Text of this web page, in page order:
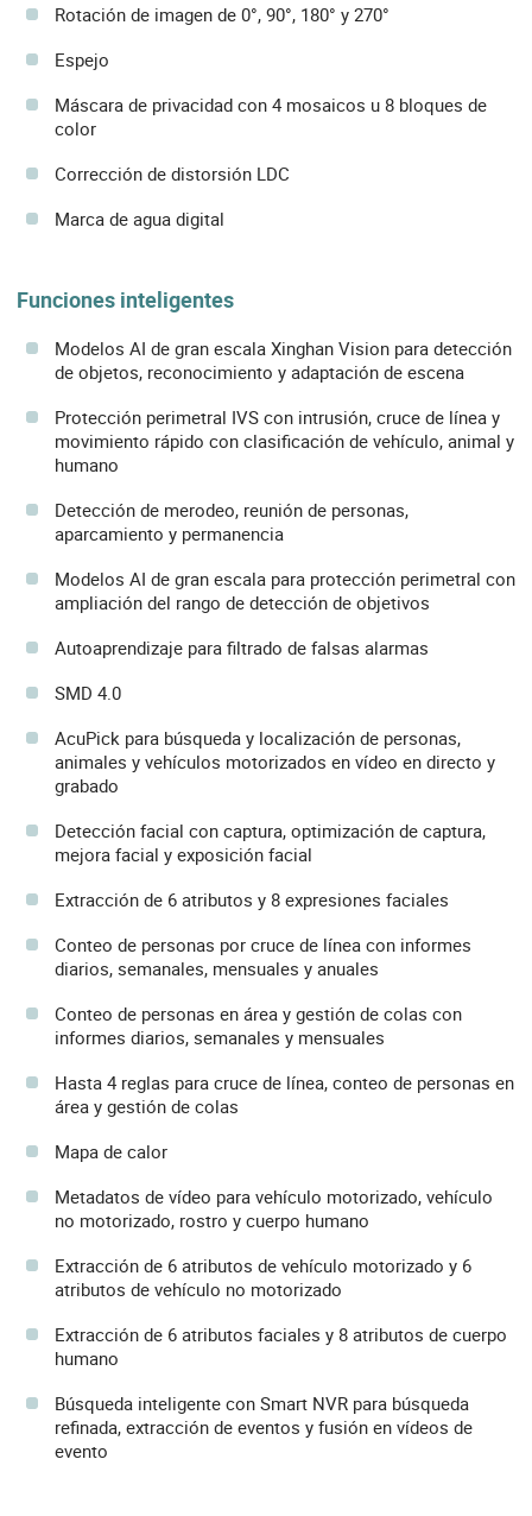
Rotación de imagen de 0°, 90°, 180° y 270°
Espejo
Máscara de privacidad con 4 mosaicos u 8 bloques de
color
Corrección de distorsión LDC
Marca de agua digital
Funciones inteligentes
Modelos AI de gran escala Xinghan Vision para detección
de objetos, reconocimiento y adaptación de escena
Protección perimetral IVS con intrusión, cruce de línea y
movimiento rápido con clasificación de vehículo, animal y
humano
Detección de merodeo, reunión de personas,
aparcamiento y permanencia
Modelos AI de gran escala para protección perimetral con
ampliación del rango de detección de objetivos
Autoaprendizaje para filtrado de falsas alarmas
SMD 4.0
AcuPick para búsqueda y localización de personas,
animales y vehículos motorizados en vídeo en directo y
grabado
Detección facial con captura, optimización de captura,
mejora facial y exposición facial
Extracción de 6 atributos y 8 expresiones faciales
Conteo de personas por cruce de línea con informes
diarios, semanales, mensuales y anuales
Conteo de personas en área y gestión de colas con
informes diarios, semanales y mensuales
Hasta 4 reglas para cruce de línea, conteo de personas en
área y gestión de colas
Mapa de calor
Metadatos de vídeo para vehículo motorizado, vehículo
no motorizado, rostro y cuerpo humano
Extracción de 6 atributos de vehículo motorizado y 6
atributos de vehículo no motorizado
Extracción de 6 atributos faciales y 8 atributos de cuerpo
humano
Búsqueda inteligente con Smart NVR para búsqueda
refinada, extracción de eventos y fusión en vídeos de
evento